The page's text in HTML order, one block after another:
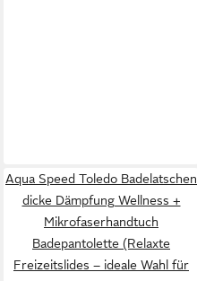
Aqua Speed Toledo Badelatschen
dicke Dämpfung Wellness +
Mikrofaserhandtuch
Badepantolette (Relaxte
Freizeitslides – ideale Wahl für